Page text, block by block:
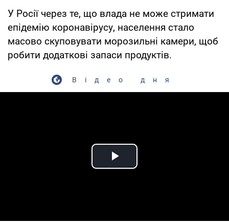
У Росії через те, що влада не може стримати
епідемію коронавірусу, населення стало
масово скуповувати морозильні камери, щоб
робити додаткові запаси продуктів.
Відео дня
Play Video